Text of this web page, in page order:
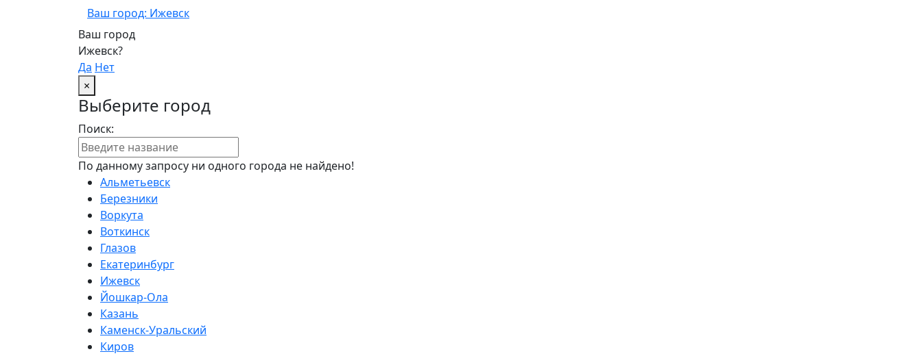
Ваш город: Ижевск
Ваш город
Ижевск?
Да Нет
×
Выберите город
Поиск:
По данному запросу ни одного города не найдено!
Альметьевск
Березники
Воркута
Воткинск
Глазов
Екатеринбург
Ижевск
Йошкар-Ола
Казань
Каменск-Уральский
Киров